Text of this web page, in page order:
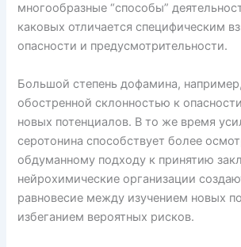
многообразные “способы”
каковых отличается специфическим
опасности и предусмотрительности.
Большой степень дофамина,
обостренной склонностью к
новых потенциалов. В то же время
серотонина способствует более
обдуманному подходу к принятию
нейрохимические организации
равновесие между изучением новых
избеганием вероятных рисков.